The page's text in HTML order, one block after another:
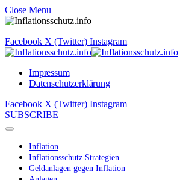
Close Menu
Facebook X (Twitter) Instagram
Impressum
Datenschutzerklärung
Facebook X (Twitter) Instagram
SUBSCRIBE
Inflation
Inflationsschutz Strategien
Geldanlagen gegen Inflation